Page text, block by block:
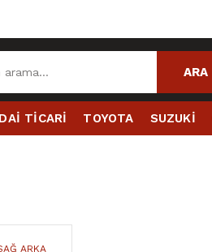
ARA
TİCARİ TOYOTA SUZUKİ